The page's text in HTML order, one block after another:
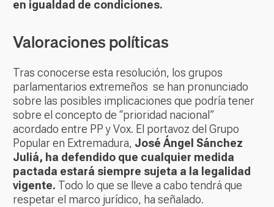
en igualdad de condiciones.
Valoraciones políticas
Tras conocerse esta resolución, los grupos
parlamentarios extremeños se han pronunciado
sobre las posibles implicaciones que podría tener
sobre el concepto de “prioridad nacional”
acordado entre PP y Vox. El portavoz del Grupo
Popular en Extremadura, José Ángel Sánchez
Juliá, ha defendido que cualquier medida
pactada estará siempre sujeta a la legalidad
vigente. Todo lo que se lleve a cabo tendrá que
respetar el marco jurídico, ha señalado.